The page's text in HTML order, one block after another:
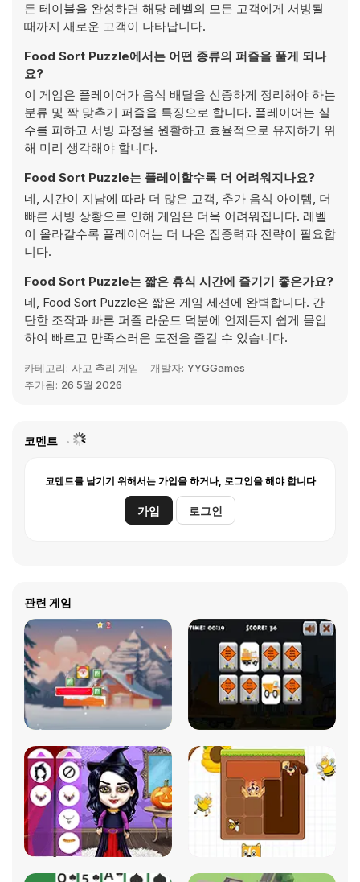
든 테이블을 완성하면 해당 레벨의 모든 고객에게 서빙될
때까지 새로운 고객이 나타납니다.
Food Sort Puzzle에서는 어떤 종류의 퍼즐을 풀게 되나
요?
이 게임은 플레이어가 음식 배달을 신중하게 정리해야 하는
분류 및 짝 맞추기 퍼즐을 특징으로 합니다. 플레이어는 실
수를 피하고 서빙 과정을 원활하고 효율적으로 유지하기 위
해 미리 생각해야 합니다.
Food Sort Puzzle는 플레이할수록 더 어려워지나요?
네, 시간이 지남에 따라 더 많은 고객, 추가 음식 아이템, 더
빠른 서빙 상황으로 인해 게임은 더욱 어려워집니다. 레벨
이 올라갈수록 플레이어는 더 나은 집중력과 전략이 필요합
니다.
Food Sort Puzzle는 짧은 휴식 시간에 즐기기 좋은가요?
네, Food Sort Puzzle은 짧은 게임 세션에 완벽합니다. 간
단한 조작과 빠른 퍼즐 라운드 덕분에 언제든지 쉽게 몰입
하여 빠르고 만족스러운 도전을 즐길 수 있습니다.
카테고리: 사고 추리 게임 개발자: YYGGames
추가됨: 26 5월 2026
코멘트
코멘트를 남기기 위해서는 가입을 하거나, 로그인을 해야 합니다
가입 로그인
관련 게임